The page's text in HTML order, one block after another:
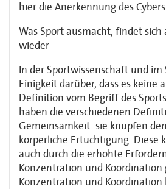
hier die Anerkennung des
Was Sport ausmacht, findet sich
wieder
In der Sportwissenschaft und
Einigkeit darüber, dass es keine
Definition vom Begriff des
haben die verschiedenen
Gemeinsamkeit: sie knüpfen
körperliche Ertüchtigung. Diese
auch durch die erhöhte
Konzentration und Koordination
Konzentration und Koordination